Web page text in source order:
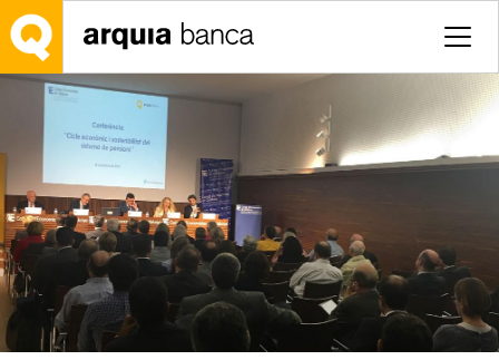
Saltar al contenido principal